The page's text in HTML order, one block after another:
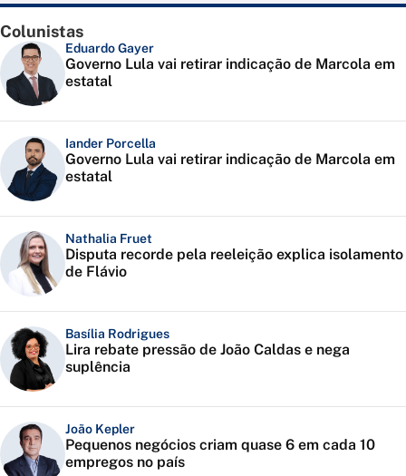
Colunistas
Eduardo Gayer
Governo Lula vai retirar indicação de Marcola em
estatal
Iander Porcella
Governo Lula vai retirar indicação de Marcola em
estatal
Nathalia Fruet
Disputa recorde pela reeleição explica isolamento
de Flávio
Basília Rodrigues
Lira rebate pressão de João Caldas e nega
suplência
João Kepler
Pequenos negócios criam quase 6 em cada 10
empregos no país